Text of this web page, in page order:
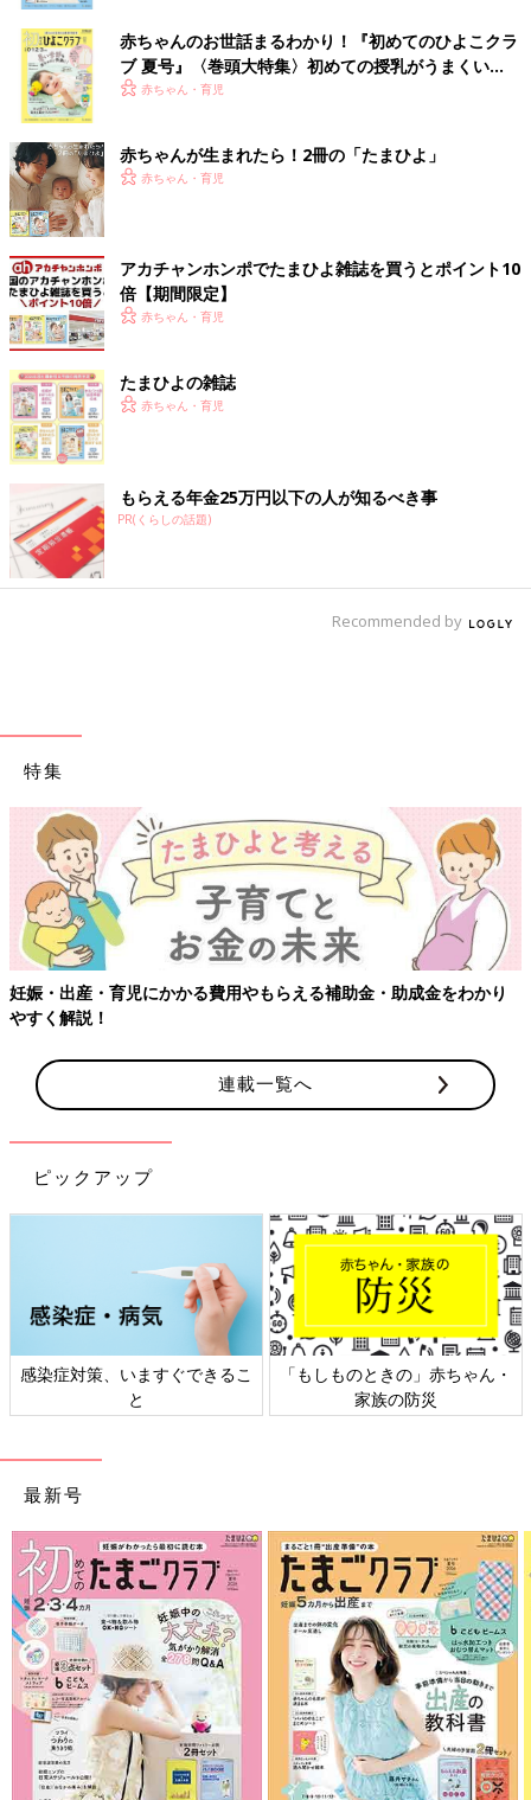
赤ちゃんのお世話まるわかり！『初めてのひよこクラ
ブ 夏号』〈巻頭大特集〉初めての授乳がうまくい
く！ おっぱい・ミルクの基本と夏のトラブル 解決テ
赤ちゃん・育児
赤ちゃんが生まれたら！2冊の「たまひよ」
赤ちゃん・育児
アカチャンホンポでたまひよ雑誌を買うとポイント10
倍【期間限定】
赤ちゃん・育児
たまひよの雑誌
赤ちゃん・育児
もらえる年金25万円以下の人が知るべき事
PR(くらしの話題)
Recommended by
特集
妊娠・出産・育児にかかる費用やもらえる補助金・助成金をわかり
やすく解説！
連載一覧へ
ピックアップ
感染症対策、いますぐできるこ
と
「もしものときの」赤ちゃん・
家族の防災
最新号